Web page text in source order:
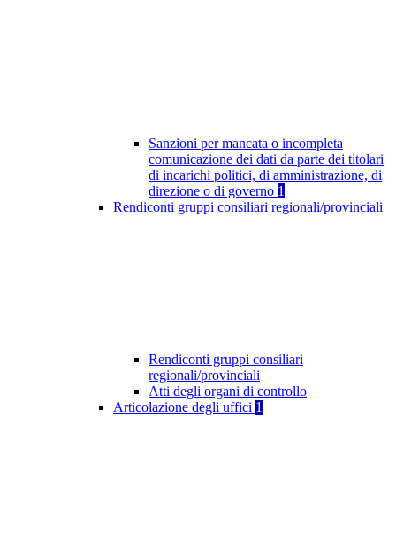
Sanzioni per mancata o incompleta
comunicazione dei dati da parte dei titolari
di incarichi politici, di amministrazione, di
direzione o di governo 1
Rendiconti gruppi consiliari regionali/provinciali
Rendiconti gruppi consiliari
regionali/provinciali
Atti degli organi di controllo
Articolazione degli uffici 1